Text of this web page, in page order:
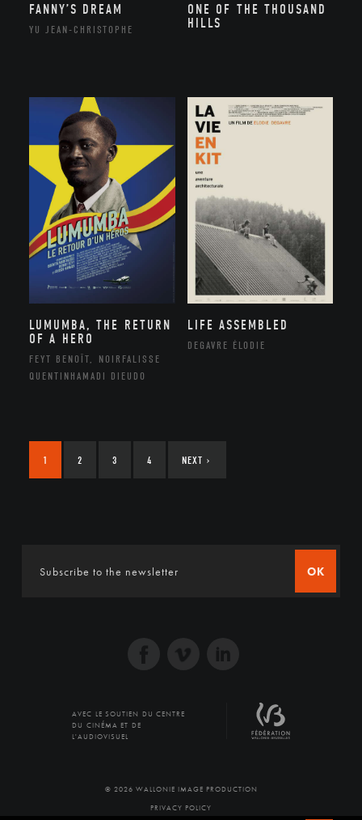
FANNY’S DREAM
YU JEAN-CHRISTOPHE
ONE OF THE THOUSAND
HILLS
LUMUMBA, THE RETURN
OF A HERO
FEYT BENOÎT, NOIRFALISSE
QUENTINHAMADI DIEUDO
LIFE ASSEMBLED
DEGAVRE ÉLODIE
1 2 3 4 NEXT ›
OK
AVEC LE SOUTIEN DU CENTRE
DU CINÉMA ET DE
L'AUDIOVISUEL
© 2026 WALLONIE IMAGE PRODUCTION
PRIVACY POLICY